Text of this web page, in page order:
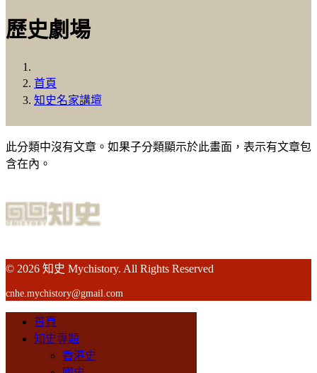
歷史劇場
首頁
知史名家講壇
此分類中沒有文章。如果子分類顯示於此畫面，表示有文章包
含在內。
© 2026 知史 Mychistory. All Rights Reserved
cnhe.mychistory@gmail.com
首頁
知史專題
香港史